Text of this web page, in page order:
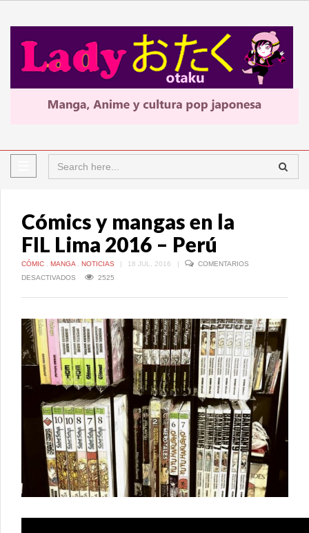
Cómics y mangas en la
FIL Lima 2016 – Perú
CÓMIC , MANGA , NOTICIAS | 18 JUL, 2016 |
COMENTARIOS
DESACTIVADOS
LA
FIL
LIMA
2016
–
PERÚ
2525